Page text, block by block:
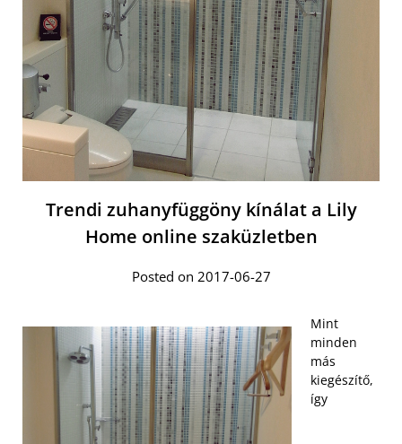
Trendi zuhanyfüggöny kínálat a Lily
Home online szaküzletben
Posted on 2017-06-27
Mint
minden
más
kiegészítő,
így